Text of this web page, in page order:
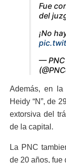
Fue
del
¡No
— PNC
Además, en la
Heidy “N”, de
extorsiva del
de la capital.
La PNC
de 20 años, fue